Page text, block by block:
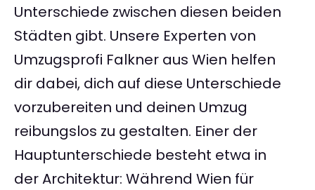
Unterschiede zwischen diesen beiden
Städten gibt. Unsere Experten von
Umzugsprofi Falkner aus Wien helfen
dir dabei, dich auf diese Unterschiede
vorzubereiten und deinen Umzug
reibungslos zu gestalten. Einer der
Hauptunterschiede besteht etwa in
der Architektur: Während Wien für